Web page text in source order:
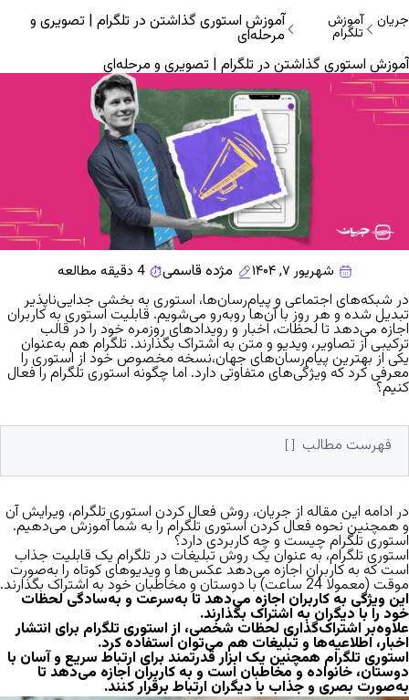
جریان آموزش
تلگرام
آموزش استوری گذاشتن در تلگرام | تصویری و
مرحله‌ای
آموزش استوری گذاشتن در تلگرام | تصویری و مرحله‌ای
شهریور ۷, ۱۴۰۴ مژده قاسمی 4 دقیقه مطالعه
در شبکه‌های اجتماعی و پیام‌رسان‌ها، استوری‌ به بخشی جدایی‌ناپذیر
تبدیل شده‌ و هر روز با آن‌ها روبه‌رو می‌شویم. قابلیت استوری به کاربران
اجازه می‌دهد تا لحظات، اخبار و رویدادهای روزمره خود را در قالب
ترکیبی از تصاویر، ویدیو و متن به اشتراک بگذارند. تلگرام هم به‌عنوان
یکی از بهترین پیام‌رسان‌های جهان،نسخه مخصوص خود از استوری‌ را
معرفی کرد که ویژگی‌های متفاوتی دارد. اما چگونه استوری تلگرام را فعال
کنیم؟
فهرست مطالب
در ادامه این مقاله از جریان، روش فعال کردن استوری تلگرام، ویرایش آن
و همچنیننحوه فعال کردن استوری تلگرام را به شما آموزش می‌دهیم.
استوری تلگرام چیست و چه کاربردی دارد؟
استوری تلگرام، به عنوان یک روش تبلیغات در تلگرام یک قابلیت جذاب
است که به کاربران اجازه می‌دهد عکس‌ها و ویدیوهای کوتاه را به‌صورت
موقت (معمولا 24 ساعت) با دوستان و مخاطبان خود به اشتراک بگذارند.
این ویژگی به کاربران اجازه می‌دهد تا به‌سرعت و به‌سادگی لحظات
خود را با دیگران به اشتراک بگذارند.
علاوه‌بر اشتراک‌گذاری لحظات شخصی، از استوری تلگرام برای انتشار
اخبار، اطلاعیه‌ها و تبلیغات هم می‌توان استفاده کرد.
استوری تلگرام همچنین یک ابزار قدرتمند برای ارتباط سریع و آسان با
دوستان، خانواده و مخاطبان است و به کاربران اجازه می‌دهد تا
به‌صورت بصری و جذاب با دیگران ارتباط برقرار کنند.